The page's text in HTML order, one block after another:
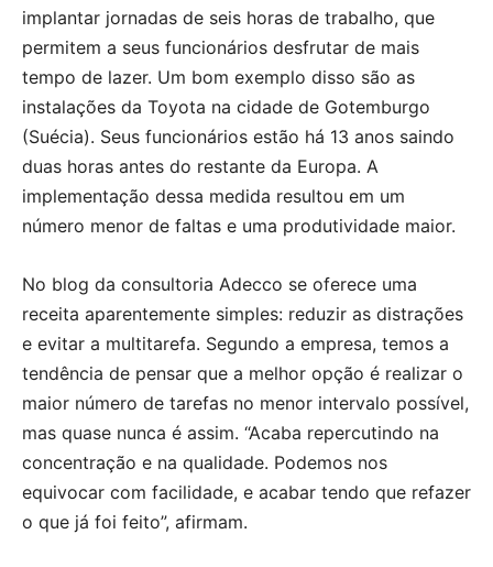
implantar jornadas de seis horas de trabalho, que
permitem a seus funcionários desfrutar de mais
tempo de lazer. Um bom exemplo disso são as
instalações da Toyota na cidade de Gotemburgo
(Suécia). Seus funcionários estão há 13 anos saindo
duas horas antes do restante da Europa. A
implementação dessa medida resultou em um
número menor de faltas e uma produtividade maior.
No blog da consultoria Adecco se oferece uma
receita aparentemente simples: reduzir as distrações
e evitar a multitarefa. Segundo a empresa, temos a
tendência de pensar que a melhor opção é realizar o
maior número de tarefas no menor intervalo possível,
mas quase nunca é assim. “Acaba repercutindo na
concentração e na qualidade. Podemos nos
equivocar com facilidade, e acabar tendo que refazer
o que já foi feito”, afirmam.